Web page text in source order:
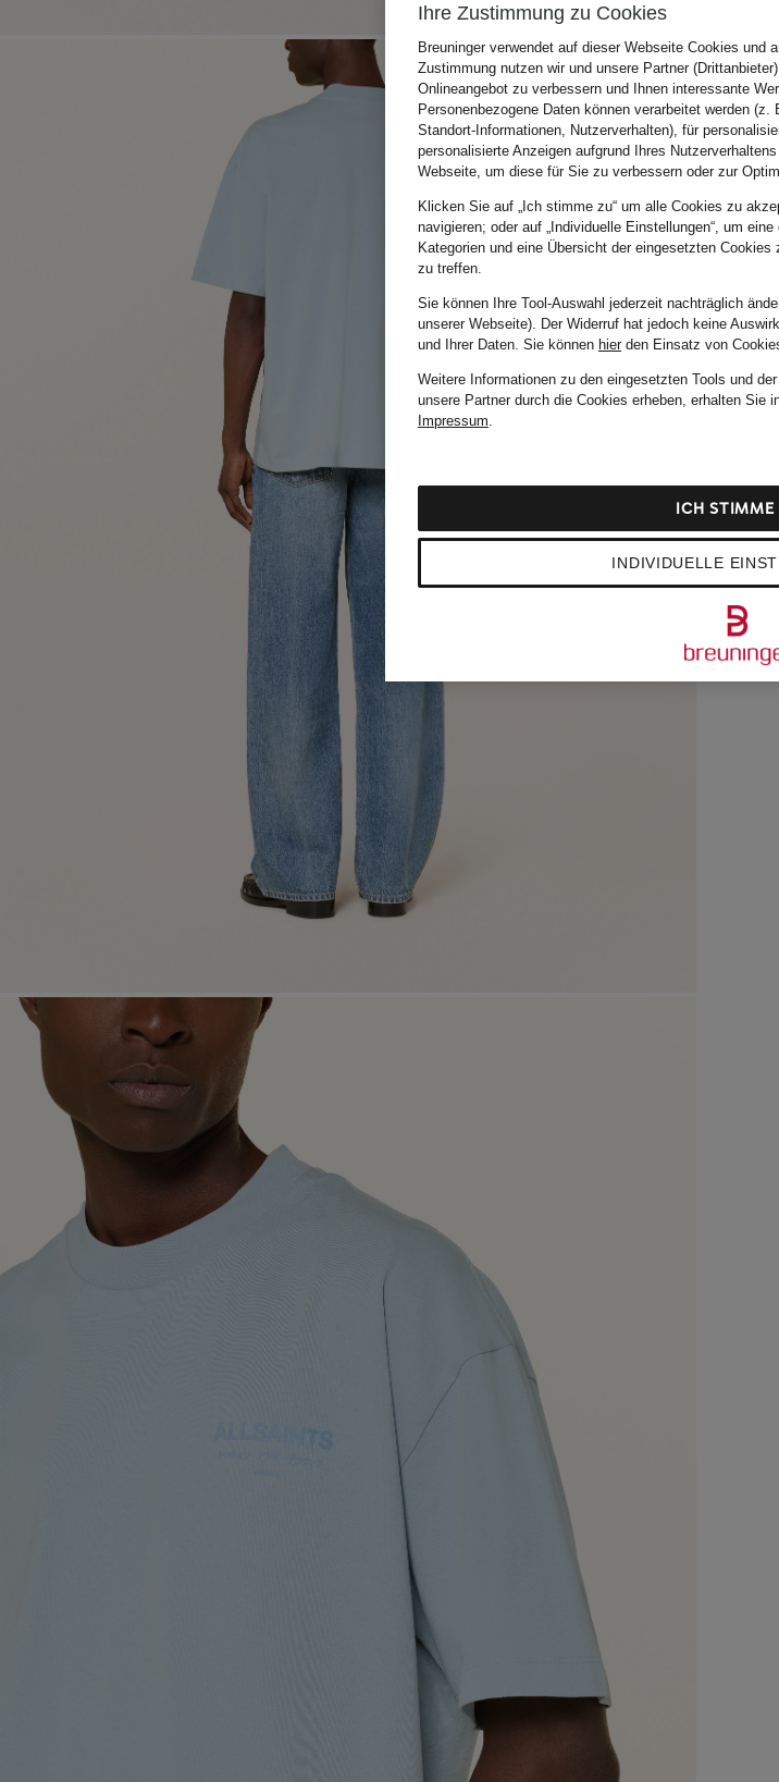
Ihre Zustimmung zu Cookies
Breuninger verwendet auf dieser Webseite Cookies und
Zustimmung nutzen wir und unsere Partner
Onlineangebot zu verbessern und Ihnen interessante
Personenbezogene Daten können verarbeitet werden
Standort-Informationen, Nutzerverhalten), für
personalisierte Anzeigen aufgrund Ihres
Webseite, um diese für Sie zu verbessern oder zur
Klicken Sie auf „Ich stimme zu“ um alle Cookies zu
navigieren; oder auf „Individuelle Einstellungen“, um
Kategorien und eine Übersicht der eingesetzten
zu treffen.
Sie können Ihre Tool-Auswahl jederzeit nachträglich
unserer Webseite). Der Widerruf hat jedoch keine
und Ihrer Daten. Sie können hierden Einsatz von
Weitere Informationen zu den eingesetzten Tools und
unsere Partner durch die Cookies erheben, erhalten Sie
Impressum.
INDIVIDUELLE
ICH STIMME